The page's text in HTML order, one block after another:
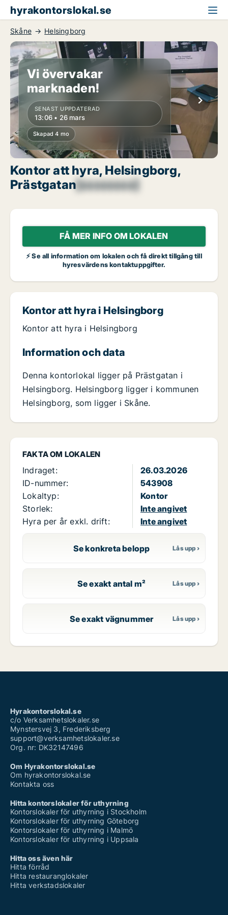
hyrakontorslokal.se
Skåne Helsingborg
Vi övervakar
marknaden!
SENAST UPPDATERAD
13:06 • 26 mars
Skapad 4 mo
Kontor att hyra, Helsingborg,
Prästgatan[xxxxxxxx]
FÅ MER INFO OM LOKALEN
⚡ Se all information om lokalen och få direkt tillgång till
hyresvärdens kontaktuppgifter.
FAKTA OM LOKALEN
Indraget:
26.03.2026
ID-nummer:
543908
Lokaltyp:
Kontor
Storlek:
Inte angivet
Hyra per år exkl. drift:
Inte angivet
Se konkreta belopp
Se exakt antal m²
Se exakt vägnummer
Kontor att hyra i Helsingborg
Kontor att hyra i Helsingborg
Information och data
Denna kontorlokal ligger på Prästgatan i
Helsingborg. Helsingborg ligger i kommunen
Helsingborg, som ligger i Skåne.
Hyrakontorslokal.se
c/o Verksamhetslokaler.se
Mynstersvej 3, Frederiksberg
support@verksamhetslokaler.se
Org. nr: DK32147496
Om Hyrakontorslokal.se
Om hyrakontorslokal.se
Kontakta oss
Hitta kontorslokaler för uthyrning
Kontorslokaler för uthyrning i Stockholm
Kontorslokaler för uthyrning Göteborg
Kontorslokaler för uthyrning i Malmö
Kontorslokaler för uthyrning i Uppsala
Hitta oss även här
Hitta förråd
Hitta restauranglokaler
Hitta verkstadslokaler